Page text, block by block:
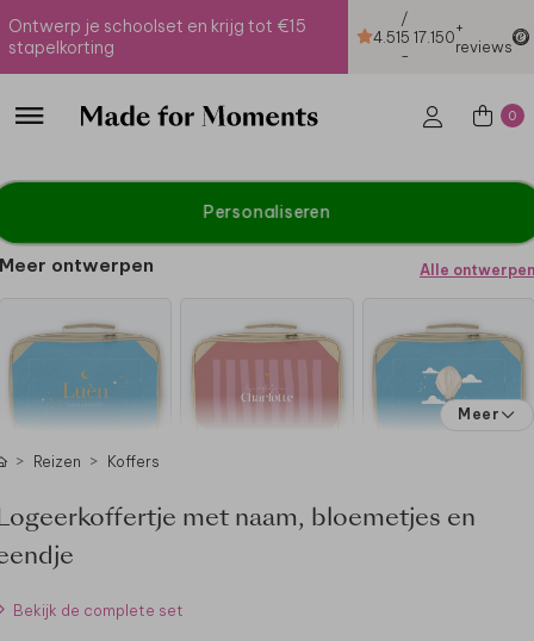
Ontwerp je schoolset en krijg tot €15
stapelkorting
4.51
/
5
-
17.150+
reviews
0
Personaliseren
Meer ontwerpen Alle ontwerpen
Meer
Reizen Koffers
met naam, bloemetjes en
Bekijk de complete set